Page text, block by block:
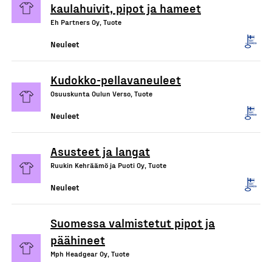
kaulahuivit, pipot ja hameet
Eh Partners Oy, Tuote
Neuleet
Kudokko-pellavaneuleet
Osuuskunta Oulun Verso, Tuote
Neuleet
Asusteet ja langat
Ruukin Kehräämö ja Puoti Oy, Tuote
Neuleet
Suomessa valmistetut pipot ja
päähineet
Mph Headgear Oy, Tuote